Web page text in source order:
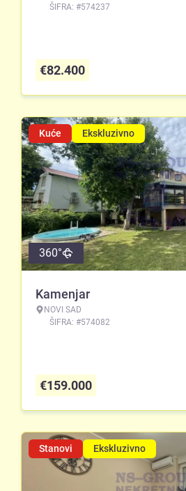
ŠIFRA: #574237
€82.400
Kuće Ekskluzivno
360°
Kamenjar
NOVI SAD
ŠIFRA: #574082
€159.000
Stanovi Ekskluzivno